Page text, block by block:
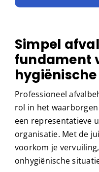
Simpel
fundament
Professioneel
rol in het
een representatieve
organisatie. Met de
voorkom je
onhygiënische